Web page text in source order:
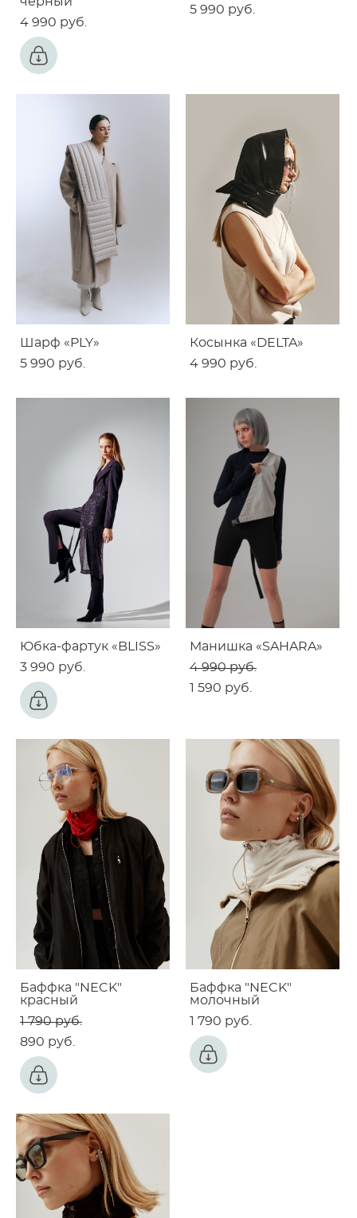
4 990 pуб.
5 990 pуб.
Шарф «PLY»
5 990 pуб.
Косынка «DELTA»
4 990 pуб.
Юбка-фартук «BLISS»
3 990 pуб.
Манишка «SAHARA»
4 990 pуб.
1 590 pуб.
Баффка "NECK"
красный
1 790 pуб.
890 pуб.
Баффка "NECK"
молочный
1 790 pуб.